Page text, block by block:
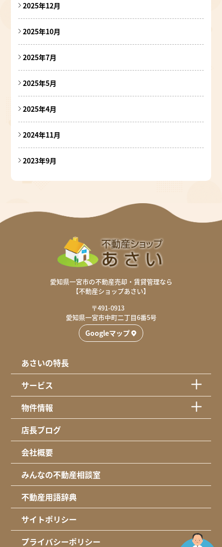
2025年12月
2025年10月
2025年7月
2025年5月
2025年4月
2024年11月
2023年9月
愛知県一宮市の不動産売却・賃貸管理なら
【不動産ショップあさい】
〒491-0913
愛知県一宮市中町二丁目6番5号
Googleマップ
あさいの特長
サービス
物件情報
店長ブログ
会社概要
みんなの不動産相談室
不動産用語辞典
サイトポリシー
プライバシーポリシー